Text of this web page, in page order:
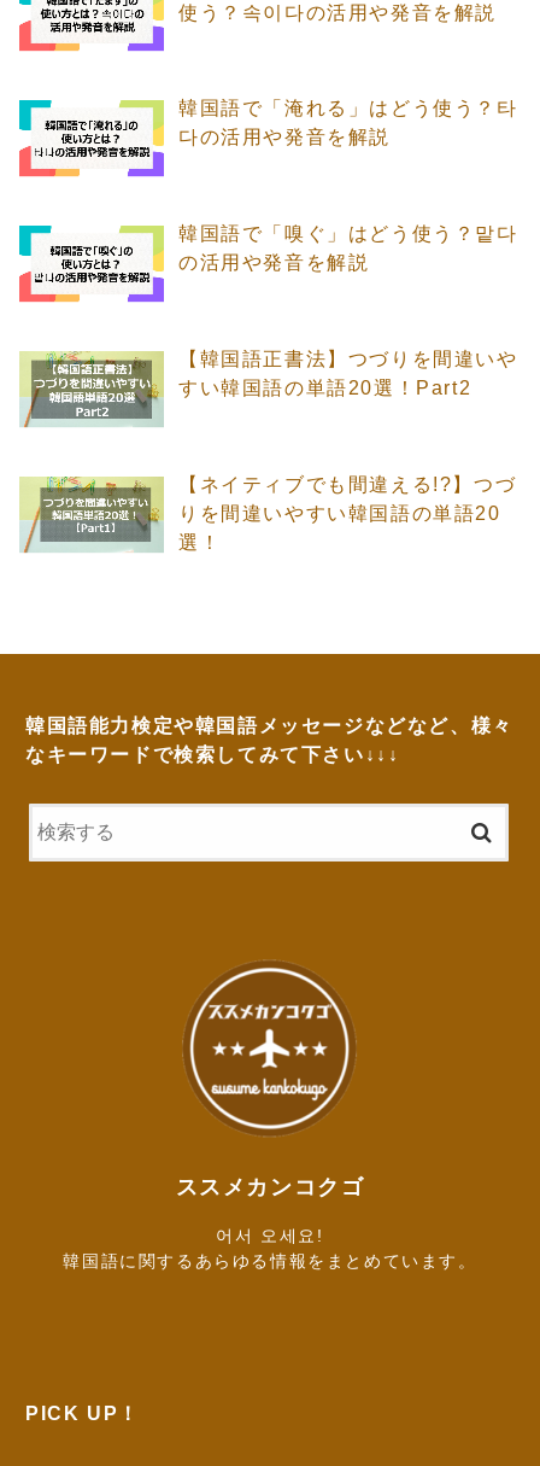
使う？속이다の活用や発音を解説
韓国語で「淹れる」はどう使う？타
다の活用や発音を解説
韓国語で「嗅ぐ」はどう使う？맡다
の活用や発音を解説
【韓国語正書法】つづりを間違いや
すい韓国語の単語20選！Part2
【ネイティブでも間違える!?】つづ
りを間違いやすい韓国語の単語20
選！
韓国語能力検定や韓国語メッセージなどなど、様々
なキーワードで検索してみて下さい↓↓↓
ススメカンコクゴ
어서 오세요!
韓国語に関するあらゆる情報をまとめています。
PICK UP！